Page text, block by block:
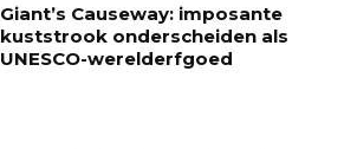
Giant’s Causeway: imposante
kuststrook onderscheiden als
UNESCO-werelderfgoed